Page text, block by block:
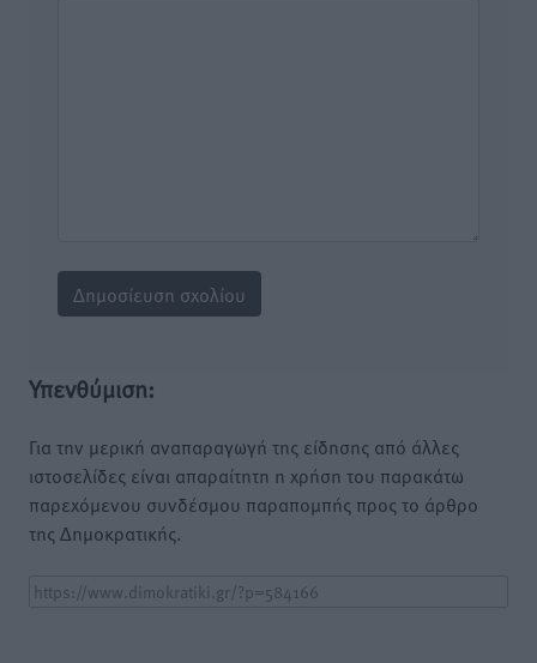
Υπενθύμιση:
Για την μερική αναπαραγωγή της είδησης από άλλες
ιστοσελίδες είναι απαραίτητη η χρήση του παρακάτω
παρεχόμενου συνδέσμου παραπομπής προς το άρθρο
της Δημοκρατικής.